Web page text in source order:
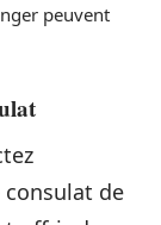
peuvent
consulat de